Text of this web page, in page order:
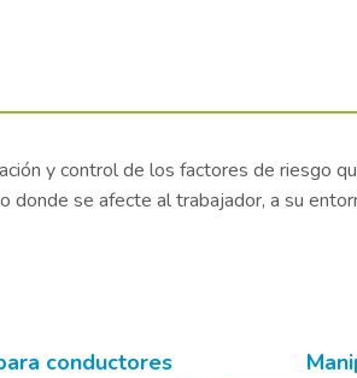
y control de los factores de riesgo
se afecte al trabajador, a su
conductores